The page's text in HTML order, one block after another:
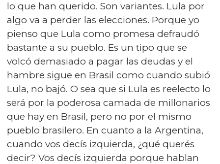
lo que han querido. Son variantes. Lula por
algo va a perder las elecciones. Porque yo
pienso que Lula como promesa defraudó
bastante a su pueblo. Es un tipo que se
volcó demasiado a pagar las deudas y el
hambre sigue en Brasil como cuando subió
Lula, no bajó. O sea que si Lula es reelecto lo
será por la poderosa camada de millonarios
que hay en Brasil, pero no por el mismo
pueblo brasilero. En cuanto a la Argentina,
cuando vos decís izquierda, ¿qué querés
decir? Vos decís izquierda porque hablan